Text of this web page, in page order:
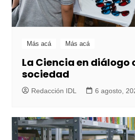
Más acá Más acá
La Ciencia en diálogo
sociedad
Redacción IDL 6 agosto,